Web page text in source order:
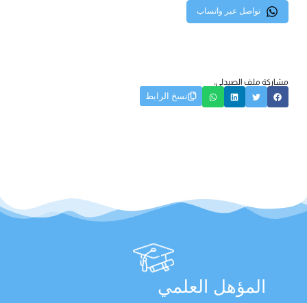
تواصل عبر واتساب
مشاركة ملف الصيدلي:
نسخ الرابط
المؤهل العلمي